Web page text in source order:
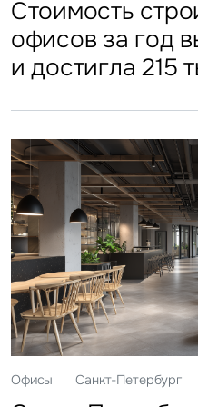
Стоимость
офисов за год
и достигла 215
Офисы Санкт-Петербург
Стоимость
складских
остановила
Склады Москва Россия
Москва
Более трети
еженедельно
еду
Ритейл Москва Россия
Столичные
доступнее
ЗПИФы
замедлили темп
Инвестиции Санкт-